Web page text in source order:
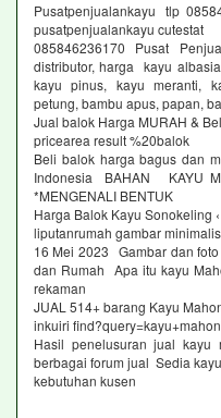
Pusatpenjualankayu tlp
pusatpenjualankayu cutestat
085846236170 Pusat
distributor, harga kayu
kayu pinus, kayu meranti,
petung, bambu apus, papan,
Jual balok Harga MURAH &
pricearea result %20balok
Beli balok harga bagus dan
Indonesia BAHAN KAYU
*MENGENALI BENTUK
Harga Balok Kayu Sonokeling
liputanrumah gambar
16 Mei 2023 Gambar dan
dan Rumah Apa itu kayu
rekaman
JUAL 514+ barang Kayu
inkuiri
Hasil penelusuran jual kayu
berbagai forum jual Sedia
kebutuhan kusen